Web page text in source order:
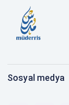
Sosyal medya